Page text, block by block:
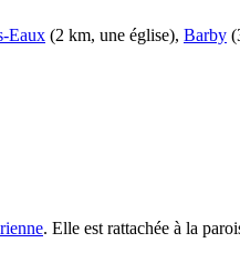
Eaux (2 km, une église), Barby
. Elle est rattachée à la